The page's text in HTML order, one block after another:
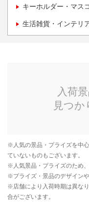
キーホルダー・マス
生活雑貨・インテリ